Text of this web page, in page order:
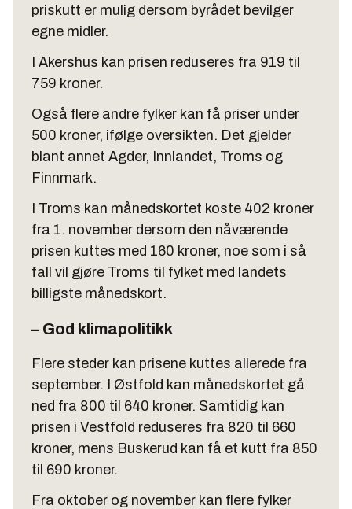
priskutt er mulig dersom byrådet bevilger
egne midler.
I Akershus kan prisen reduseres fra 919 til
759 kroner.
Også flere andre fylker kan få priser under
500 kroner, ifølge oversikten. Det gjelder
blant annet Agder, Innlandet, Troms og
Finnmark.
I Troms kan månedskortet koste 402 kroner
fra 1. november dersom den nåværende
prisen kuttes med 160 kroner, noe som i så
fall vil gjøre Troms til fylket med landets
billigste månedskort.
– God klimapolitikk
Flere steder kan prisene kuttes allerede fra
september. I Østfold kan månedskortet gå
ned fra 800 til 640 kroner. Samtidig kan
prisen i Vestfold reduseres fra 820 til 660
kroner, mens Buskerud kan få et kutt fra 850
til 690 kroner.
Fra oktober og november kan flere fylker